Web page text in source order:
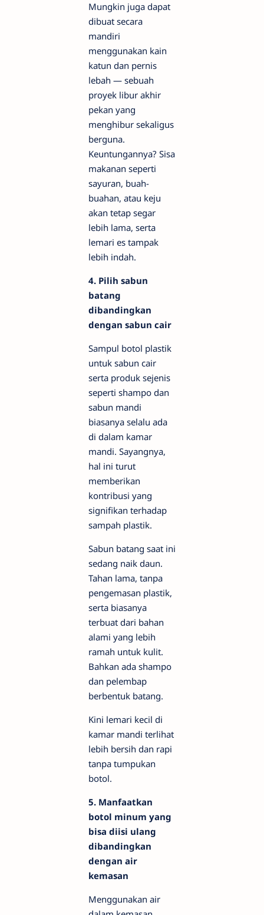
Mungkin juga dapat
dibuat secara
mandiri
menggunakan kain
katun dan pernis
lebah — sebuah
proyek libur akhir
pekan yang
menghibur sekaligus
berguna.
Keuntungannya? Sisa
makanan seperti
sayuran, buah-
buahan, atau keju
akan tetap segar
lebih lama, serta
lemari es tampak
lebih indah.
4. Pilih sabun
batang
dibandingkan
dengan sabun cair
Sampul botol plastik
untuk sabun cair
serta produk sejenis
seperti shampo dan
sabun mandi
biasanya selalu ada
di dalam kamar
mandi. Sayangnya,
hal ini turut
memberikan
kontribusi yang
signifikan terhadap
sampah plastik.
Sabun batang saat ini
sedang naik daun.
Tahan lama, tanpa
pengemasan plastik,
serta biasanya
terbuat dari bahan
alami yang lebih
ramah untuk kulit.
Bahkan ada shampo
dan pelembap
berbentuk batang.
Kini lemari kecil di
kamar mandi terlihat
lebih bersih dan rapi
tanpa tumpukan
botol.
5. Manfaatkan
botol minum yang
bisa diisi ulang
dibandingkan
dengan air
kemasan
Menggunakan air